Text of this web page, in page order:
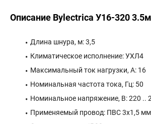
Описание Bylectrica У16-320 3.5м
Длина шнура, м: 3,5
Климатическое исполнение: УХЛ4
Максимальный ток нагрузки, А: 16
Номинальная частота тока, Гц: 50
Номинальное напряжение, В: 220 ..
Применяемый провод: ПВС 3х1,5 мм